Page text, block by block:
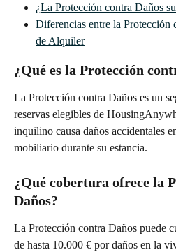
¿La Protección contra Daños
Diferencias entre la Protección
de Alquiler
¿Qué es la Protección
La Protección contra Daños es un
reservas elegibles de
inquilino causa daños accidentales
mobiliario durante su estancia.
¿Qué cobertura ofrece la
Daños?
La Protección contra Daños puede
de hasta 10.000 € por daños en la